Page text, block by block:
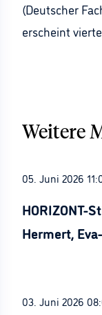
(Deutscher
erscheint
Weitere
05. Juni 2026
HORIZONT-
Hermert,
03. Juni 2026